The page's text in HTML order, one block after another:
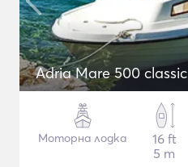
Adria Mare 500 classic
Моторна лодка
16 ft
5 m